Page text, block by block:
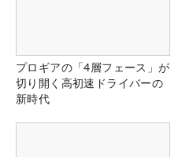
プロギアの「4層フェース」が
切り開く高初速ドライバーの
新時代